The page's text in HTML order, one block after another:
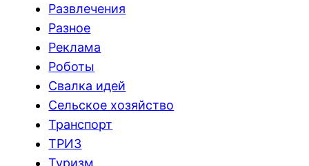
Развлечения
Разное
Реклама
Роботы
Свалка идей
Сельское хозяйство
Транспорт
ТРИЗ
Туризм